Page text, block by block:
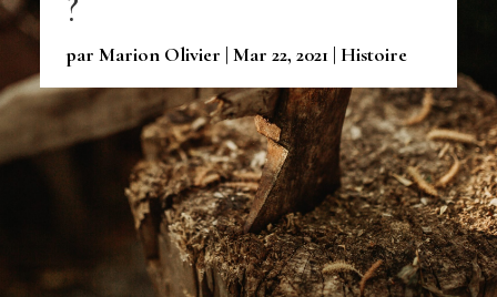
par Marion Olivier | Mar 22, 2021 | Histoire